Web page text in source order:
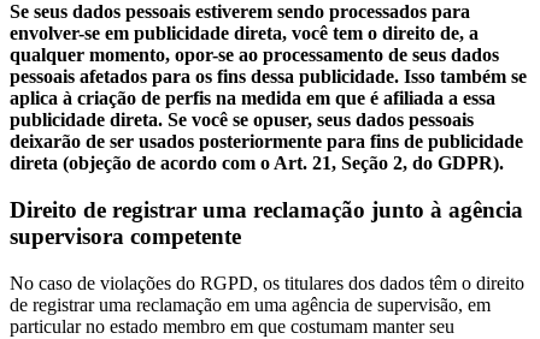
Se seus dados pessoais estiverem sendo processados para
envolver-se em publicidade direta, você tem o direito de, a
qualquer momento, opor-se ao processamento de seus dados
pessoais afetados para os fins dessa publicidade. Isso também se
aplica à criação de perfis na medida em que é afiliada a essa
publicidade direta. Se você se opuser, seus dados pessoais
deixarão de ser usados posteriormente para fins de publicidade
direta (objeção de acordo com o Art. 21, Seção 2, do GDPR).
Direito de registrar uma reclamação junto à agência
supervisora competente
No caso de violações do RGPD, os titulares dos dados têm o direito
de registrar uma reclamação em uma agência de supervisão, em
particular no estado membro em que costumam manter seu